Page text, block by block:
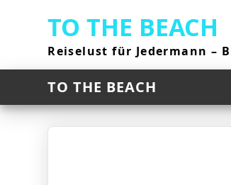
TO THE BEACH
Reiselust für Jedermann –
TO THE BEACH